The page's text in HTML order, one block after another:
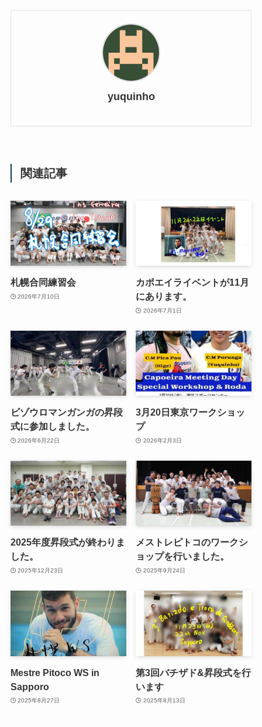
yuquinho
関連記事
札幌合同練習会
2026年7月10日
カポエイライベントが11月
にあります。
2026年7月1日
ビゾウロマンガンガの昇段
式に参加しました。
2026年6月22日
3月20日東京ワークショッ
プ
2026年2月3日
2025年度昇段式が終わりま
した。
2025年12月23日
メストレピトコのワークシ
ョップを行いました。
2025年9月24日
Mestre Pitoco WS in
Sapporo
2025年8月27日
第3回バチザド&昇段式を行
います
2025年8月13日